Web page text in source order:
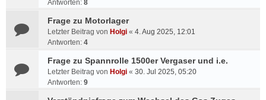
Antworten: 8
Frage zu Motorlager
Letzter Beitrag von Holgi « 4. Aug 2025, 12:01
Antworten: 4
Frage zu Spannrolle 1500er Vergaser und i.e.
Letzter Beitrag von Holgi « 30. Jul 2025, 05:20
Antworten: 9